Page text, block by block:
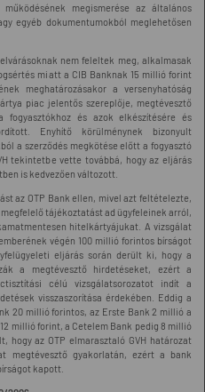
megismerése az általános
egyéb dokumentumokból meglehetősen
nem feleltek meg, alkalmasak
miatt a CIB Banknak 15 millió forint
meghatározásakor a versenyhatóság
piac jelentős szereplője, megtévesztő
és azok elkészítésére és
Enyhítő körülménynek bizonyult
a szerződés megkötése előtt a fogyasztó
tekintetbe vette továbbá, hogy az eljárás
is kedvezően változott.
az OTP Bank ellen, mivel azt feltételezte,
tájékoztatást ad ügyfeleinek arról,
hitelkártyájukat. A vizsgálat
végén 100 millió forintos bírságot
eljárás során derült ki, hogy a
a megtévesztő hirdetéseket, ezért a
célú vizsgálatsorozatot indít a
visszaszorítása érdekében. Eddig a
20 millió forintos, az Erste Bank 2 millió a
millió forint, a Cetelem Bank pedig 8 millió
az OTP elmarasztaló GVH határozat
megtévesztő gyakorlatán, ezért a bank
kapott.